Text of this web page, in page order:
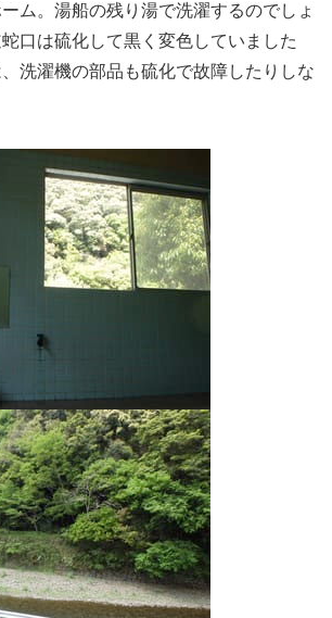
ム。湯船の残り湯で洗濯するのでしょ
口は硫化して黒く変色していました
洗濯機の部品も硫化で故障したりしな